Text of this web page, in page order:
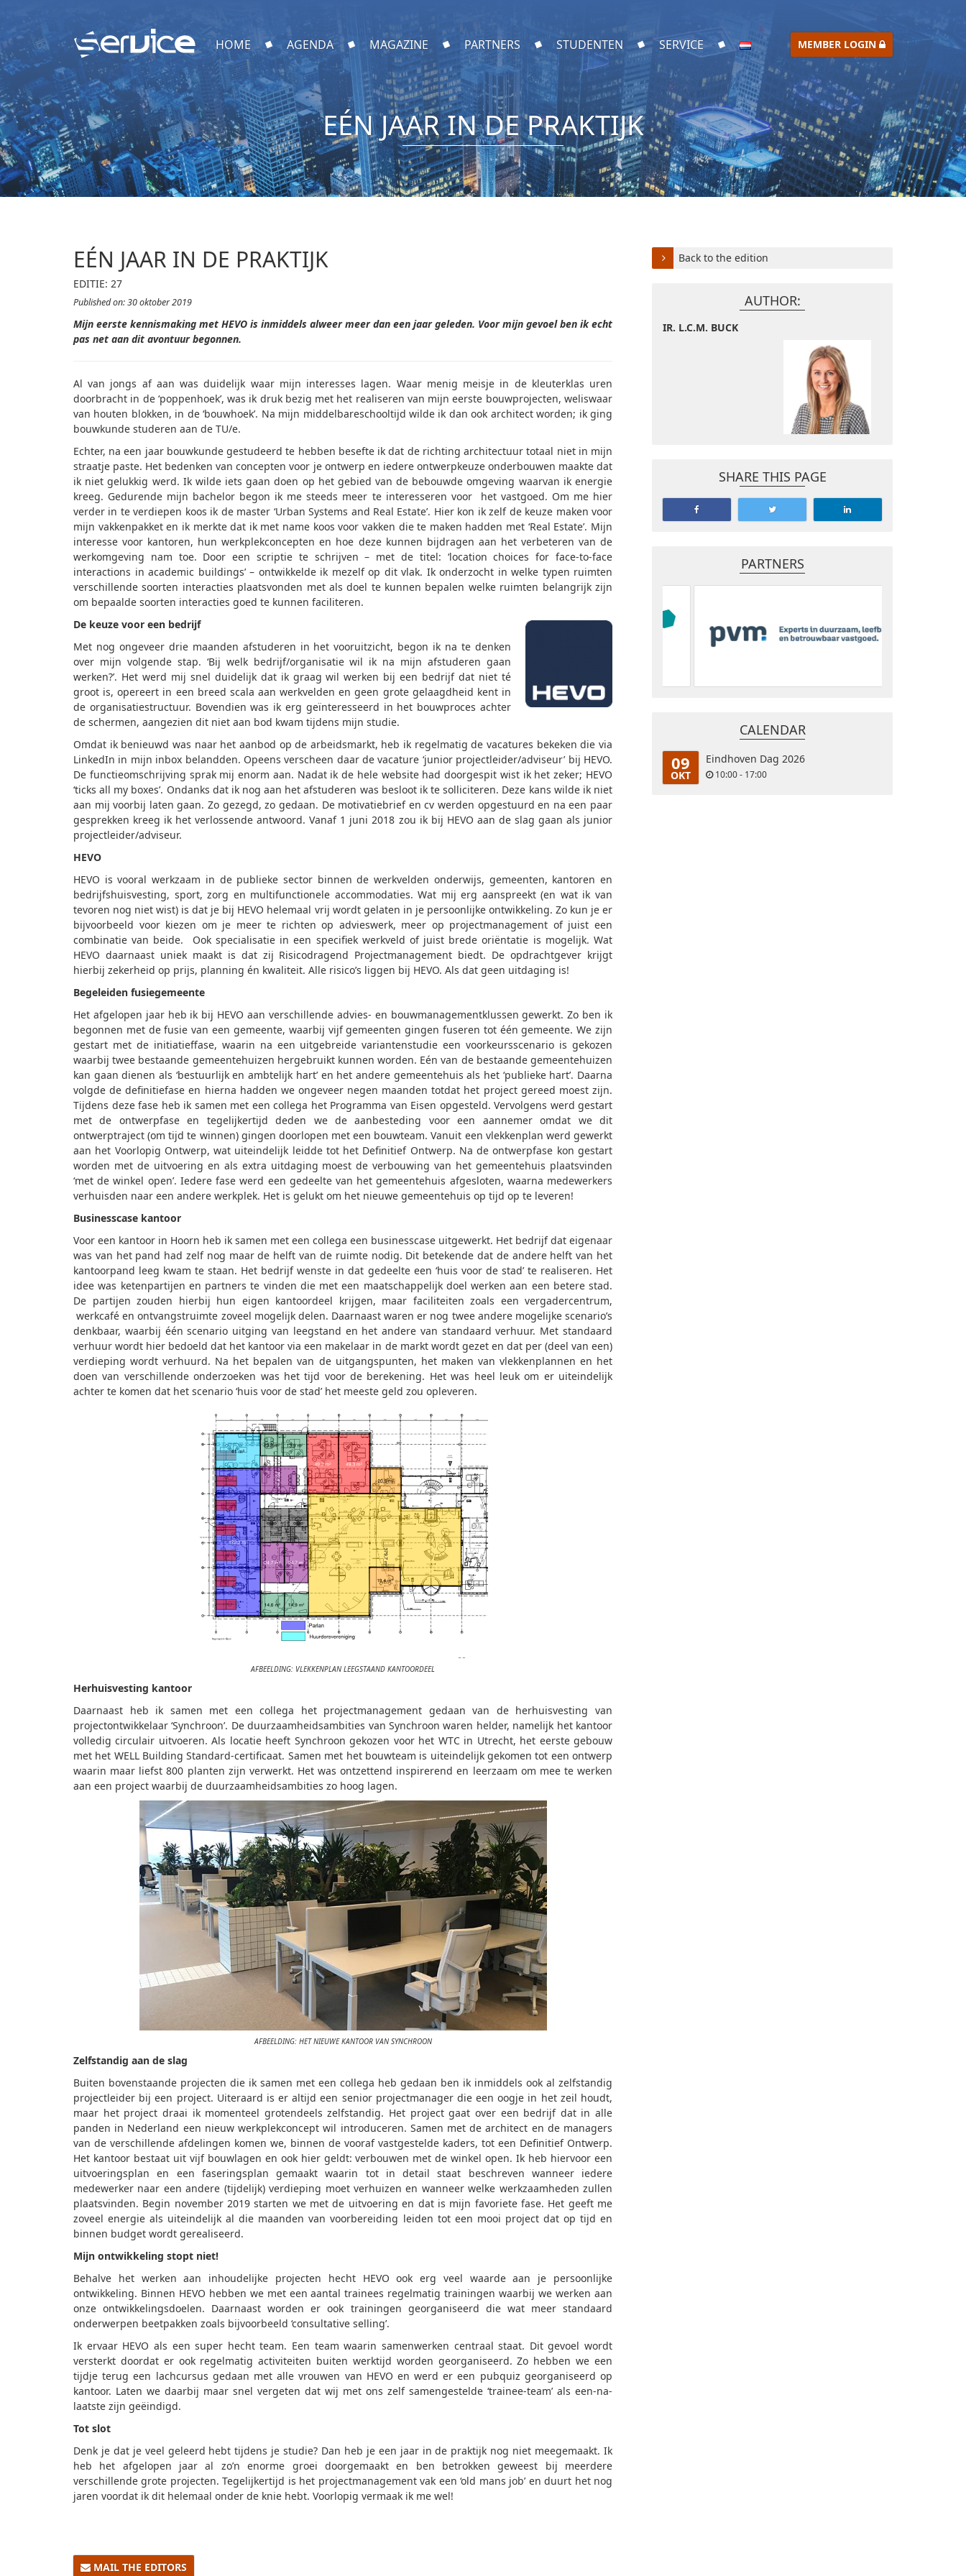
HOME AGENDA MAGAZINE PARTNERS STUDENTEN SERVICE MEMBER LOGIN
EÉN JAAR IN DE PRAKTIJK
EÉN JAAR IN DE PRAKTIJK
EDITIE: 27
Published on: 30 oktober 2019
Mijn eerste kennismaking met HEVO is inmiddels alweer meer dan een jaar geleden. Voor mijn gevoel ben ik echt
pas net aan dit avontuur begonnen.
Al van jongs af aan was duidelijk waar mijn interesses lagen. Waar menig meisje in de kleuterklas uren
doorbracht in de ‘poppenhoek’, was ik druk bezig met het realiseren van mijn eerste bouwprojecten, weliswaar
van houten blokken, in de ‘bouwhoek’. Na mijn middelbareschooltijd wilde ik dan ook architect worden; ik ging
bouwkunde studeren aan de TU/e.
Echter, na een jaar bouwkunde gestudeerd te hebben besefte ik dat de richting architectuur totaal niet in mijn
straatje paste. Het bedenken van concepten voor je ontwerp en iedere ontwerpkeuze onderbouwen maakte dat
ik niet gelukkig werd. Ik wilde iets gaan doen op het gebied van de bebouwde omgeving waarvan ik energie
kreeg. Gedurende mijn bachelor begon ik me steeds meer te interesseren voor het vastgoed. Om me hier
verder in te verdiepen koos ik de master ‘Urban Systems and Real Estate’. Hier kon ik zelf de keuze maken voor
mijn vakkenpakket en ik merkte dat ik met name koos voor vakken die te maken hadden met ‘Real Estate’. Mijn
interesse voor kantoren, hun werkplekconcepten en hoe deze kunnen bijdragen aan het verbeteren van de
werkomgeving nam toe. Door een scriptie te schrijven – met de titel: ‘location choices for face-to-face
interactions in academic buildings’ – ontwikkelde ik mezelf op dit vlak. Ik onderzocht in welke typen ruimten
verschillende soorten interacties plaatsvonden met als doel te kunnen bepalen welke ruimten belangrijk zijn
om bepaalde soorten interacties goed te kunnen faciliteren.
De keuze voor een bedrijf
Met nog ongeveer drie maanden afstuderen in het vooruitzicht, begon ik na te denken
over mijn volgende stap. ‘Bij welk bedrijf/organisatie wil ik na mijn afstuderen gaan
werken?’. Het werd mij snel duidelijk dat ik graag wil werken bij een bedrijf dat niet té
groot is, opereert in een breed scala aan werkvelden en geen grote gelaagdheid kent in
de organisatiestructuur. Bovendien was ik erg geïnteresseerd in het bouwproces achter
de schermen, aangezien dit niet aan bod kwam tijdens mijn studie.
Omdat ik benieuwd was naar het aanbod op de arbeidsmarkt, heb ik regelmatig de vacatures bekeken die via
LinkedIn in mijn inbox belandden. Opeens verscheen daar de vacature ‘junior projectleider/adviseur’ bij HEVO.
De functieomschrijving sprak mij enorm aan. Nadat ik de hele website had doorgespit wist ik het zeker; HEVO
‘ticks all my boxes’. Ondanks dat ik nog aan het afstuderen was besloot ik te solliciteren. Deze kans wilde ik niet
aan mij voorbij laten gaan. Zo gezegd, zo gedaan. De motivatiebrief en cv werden opgestuurd en na een paar
gesprekken kreeg ik het verlossende antwoord. Vanaf 1 juni 2018 zou ik bij HEVO aan de slag gaan als junior
projectleider/adviseur.
HEVO
HEVO is vooral werkzaam in de publieke sector binnen de werkvelden onderwijs, gemeenten, kantoren en
bedrijfshuisvesting, sport, zorg en multifunctionele accommodaties. Wat mij erg aanspreekt (en wat ik van
tevoren nog niet wist) is dat je bij HEVO helemaal vrij wordt gelaten in je persoonlijke ontwikkeling. Zo kun je er
bijvoorbeeld voor kiezen om je meer te richten op advieswerk, meer op projectmanagement of juist een
combinatie van beide. Ook specialisatie in een specifiek werkveld of juist brede oriëntatie is mogelijk. Wat
HEVO daarnaast uniek maakt is dat zij Risicodragend Projectmanagement biedt. De opdrachtgever krijgt
hierbij zekerheid op prijs, planning én kwaliteit. Alle risico’s liggen bij HEVO. Als dat geen uitdaging is!
Begeleiden fusiegemeente
Het afgelopen jaar heb ik bij HEVO aan verschillende advies- en bouwmanagementklussen gewerkt. Zo ben ik
begonnen met de fusie van een gemeente, waarbij vijf gemeenten gingen fuseren tot één gemeente. We zijn
gestart met de initiatieffase, waarin na een uitgebreide variantenstudie een voorkeursscenario is gekozen
waarbij twee bestaande gemeentehuizen hergebruikt kunnen worden. Eén van de bestaande gemeentehuizen
kan gaan dienen als ‘bestuurlijk en ambtelijk hart’ en het andere gemeentehuis als het ‘publieke hart’. Daarna
volgde de definitiefase en hierna hadden we ongeveer negen maanden totdat het project gereed moest zijn.
Tijdens deze fase heb ik samen met een collega het Programma van Eisen opgesteld. Vervolgens werd gestart
met de ontwerpfase en tegelijkertijd deden we de aanbesteding voor een aannemer omdat we dit
ontwerptraject (om tijd te winnen) gingen doorlopen met een bouwteam. Vanuit een vlekkenplan werd gewerkt
aan het Voorlopig Ontwerp, wat uiteindelijk leidde tot het Definitief Ontwerp. Na de ontwerpfase kon gestart
worden met de uitvoering en als extra uitdaging moest de verbouwing van het gemeentehuis plaatsvinden
‘met de winkel open’. Iedere fase werd een gedeelte van het gemeentehuis afgesloten, waarna medewerkers
verhuisden naar een andere werkplek. Het is gelukt om het nieuwe gemeentehuis op tijd op te leveren!
Businesscase kantoor
Voor een kantoor in Hoorn heb ik samen met een collega een businesscase uitgewerkt. Het bedrijf dat eigenaar
was van het pand had zelf nog maar de helft van de ruimte nodig. Dit betekende dat de andere helft van het
kantoorpand leeg kwam te staan. Het bedrijf wenste in dat gedeelte een ‘huis voor de stad’ te realiseren. Het
idee was ketenpartijen en partners te vinden die met een maatschappelijk doel werken aan een betere stad.
De partijen zouden hierbij hun eigen kantoordeel krijgen, maar faciliteiten zoals een vergadercentrum,
werkcafé en ontvangstruimte zoveel mogelijk delen. Daarnaast waren er nog twee andere mogelijke scenario’s
denkbaar, waarbij één scenario uitging van leegstand en het andere van standaard verhuur. Met standaard
verhuur wordt hier bedoeld dat het kantoor via een makelaar in de markt wordt gezet en dat per (deel van een)
verdieping wordt verhuurd. Na het bepalen van de uitgangspunten, het maken van vlekkenplannen en het
doen van verschillende onderzoeken was het tijd voor de berekening. Het was heel leuk om er uiteindelijk
achter te komen dat het scenario ‘huis voor de stad’ het meeste geld zou opleveren.
AFBEELDING: VLEKKENPLAN LEEGSTAAND KANTOORDEEL
Herhuisvesting kantoor
Daarnaast heb ik samen met een collega het projectmanagement gedaan van de herhuisvesting van
projectontwikkelaar ‘Synchroon’. De duurzaamheidsambities van Synchroon waren helder, namelijk het kantoor
volledig circulair uitvoeren. Als locatie heeft Synchroon gekozen voor het WTC in Utrecht, het eerste gebouw
met het WELL Building Standard-certificaat. Samen met het bouwteam is uiteindelijk gekomen tot een ontwerp
waarin maar liefst 800 planten zijn verwerkt. Het was ontzettend inspirerend en leerzaam om mee te werken
aan een project waarbij de duurzaamheidsambities zo hoog lagen.
AFBEELDING: HET NIEUWE KANTOOR VAN SYNCHROON
Zelfstandig aan de slag
Buiten bovenstaande projecten die ik samen met een collega heb gedaan ben ik inmiddels ook al zelfstandig
projectleider bij een project. Uiteraard is er altijd een senior projectmanager die een oogje in het zeil houdt,
maar het project draai ik momenteel grotendeels zelfstandig. Het project gaat over een bedrijf dat in alle
panden in Nederland een nieuw werkplekconcept wil introduceren. Samen met de architect en de managers
van de verschillende afdelingen komen we, binnen de vooraf vastgestelde kaders, tot een Definitief Ontwerp.
Het kantoor bestaat uit vijf bouwlagen en ook hier geldt: verbouwen met de winkel open. Ik heb hiervoor een
uitvoeringsplan en een faseringsplan gemaakt waarin tot in detail staat beschreven wanneer iedere
medewerker naar een andere (tijdelijk) verdieping moet verhuizen en wanneer welke werkzaamheden zullen
plaatsvinden. Begin november 2019 starten we met de uitvoering en dat is mijn favoriete fase. Het geeft me
zoveel energie als uiteindelijk al die maanden van voorbereiding leiden tot een mooi project dat op tijd en
binnen budget wordt gerealiseerd.
Mijn ontwikkeling stopt niet!
Behalve het werken aan inhoudelijke projecten hecht HEVO ook erg veel waarde aan je persoonlijke
ontwikkeling. Binnen HEVO hebben we met een aantal trainees regelmatig trainingen waarbij we werken aan
onze ontwikkelingsdoelen. Daarnaast worden er ook trainingen georganiseerd die wat meer standaard
onderwerpen beetpakken zoals bijvoorbeeld ‘consultative selling’.
Ik ervaar HEVO als een super hecht team. Een team waarin samenwerken centraal staat. Dit gevoel wordt
versterkt doordat er ook regelmatig activiteiten buiten werktijd worden georganiseerd. Zo hebben we een
tijdje terug een lachcursus gedaan met alle vrouwen van HEVO en werd er een pubquiz georganiseerd op
kantoor. Laten we daarbij maar snel vergeten dat wij met ons zelf samengestelde ‘trainee-team’ als een-na-
laatste zijn geëindigd.
Tot slot
Denk je dat je veel geleerd hebt tijdens je studie? Dan heb je een jaar in de praktijk nog niet meegemaakt. Ik
heb het afgelopen jaar al zo’n enorme groei doorgemaakt en ben betrokken geweest bij meerdere
verschillende grote projecten. Tegelijkertijd is het projectmanagement vak een ‘old mans job’ en duurt het nog
jaren voordat ik dit helemaal onder de knie hebt. Voorlopig vermaak ik me wel!
MAIL THE EDITORS
Back to the edition
AUTHOR:
IR. L.C.M. BUCK
SHARE THIS PAGE
PARTNERS
CALENDAR
09
OKT
Eindhoven Dag 2026
10:00 - 17:00